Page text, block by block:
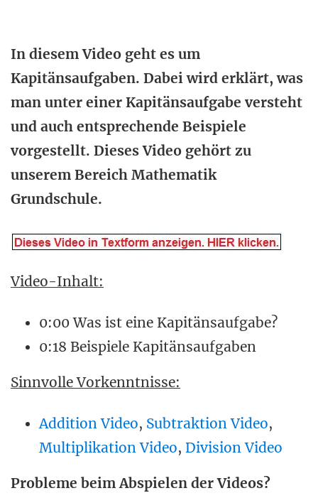
In diesem Video geht es um
Kapitänsaufgaben. Dabei wird erklärt, was
man unter einer Kapitänsaufgabe versteht
und auch entsprechende Beispiele
vorgestellt. Dieses Video gehört zu
unserem Bereich Mathematik
Grundschule.
Video-Inhalt:
0:00 Was ist eine Kapitänsaufgabe?
0:18 Beispiele Kapitänsaufgaben
Sinnvolle Vorkenntnisse:
Addition Video, Subtraktion Video,
Multiplikation Video, Division Video
Probleme beim Abspielen der Videos?